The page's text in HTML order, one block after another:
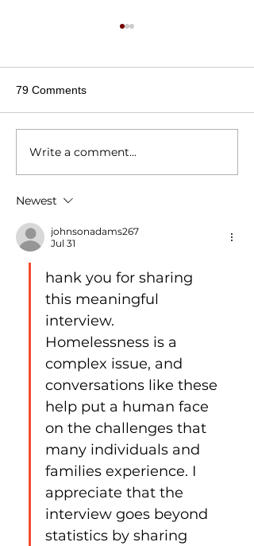
Filmed in Sacramento,
2025
79 Comments
Write a comment...
Newest
johnsonadams267
Jul 31
hank you for sharing
this meaningful
interview.
Homelessness is a
complex issue, and
conversations like these
help put a human face
on the challenges that
many individuals and
families experience. I
appreciate that the
interview goes beyond
statistics by sharing